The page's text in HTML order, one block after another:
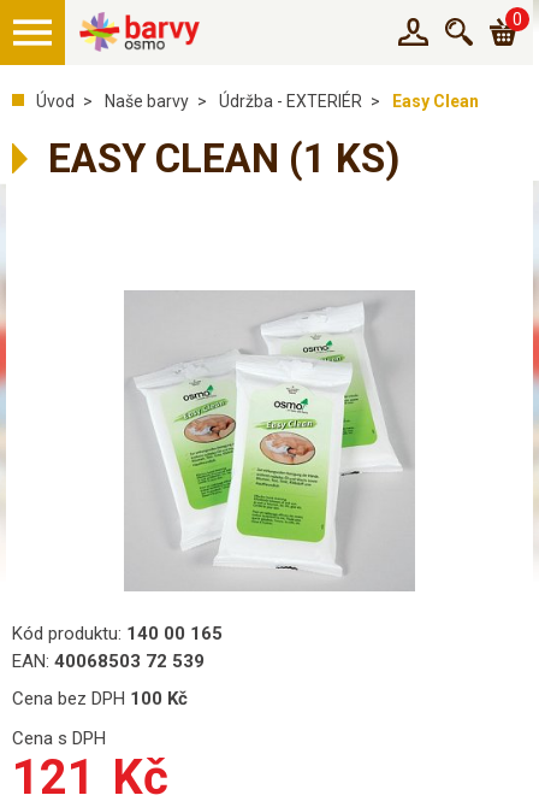
0
Úvod Naše barvy Údržba - EXTERIÉR Easy Clean
EASY CLEAN (1 KS)
Kód produktu: 140 00 165
EAN: 40068503 72 539
Cena bez DPH 100 Kč
Cena s DPH
121 Kč